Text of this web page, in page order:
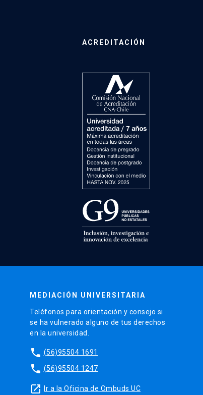
ACREDITACIÓN
MEDIACIÓN UNIVERSITARIA
Teléfonos para orientación y consejo si
se ha vulnerado alguno de tus derechos
en la universidad.
phone (56)95504 1691
phone (56)95504 1247
launch Ir a la Oficina de Ombuds UC